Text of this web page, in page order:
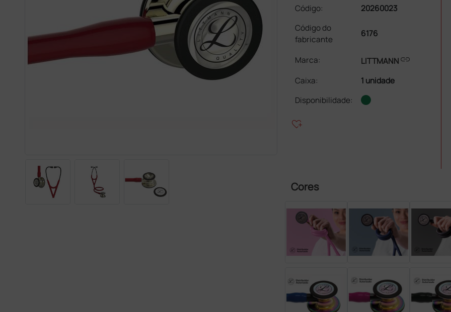
Código:
20260023
Código do
fabricante
6176
Marca: LITTMANNlink
Caixa:
1 unidade
Disponibilidade:
heart_plus
Cores